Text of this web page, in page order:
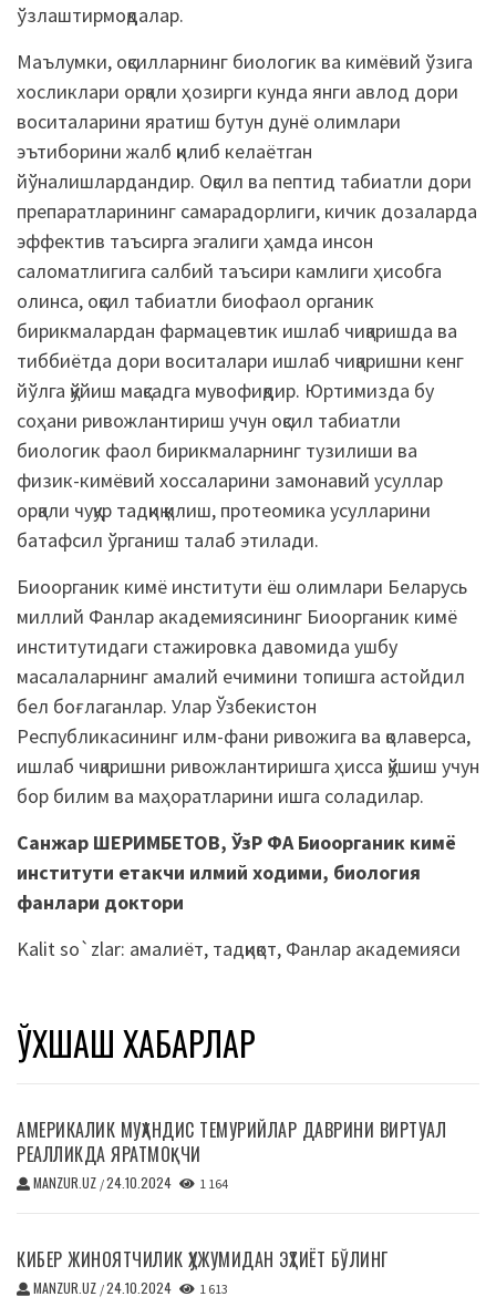
ўзлаштирмоқдалар.
Маълумки, оқсилларнинг биологик ва кимёвий ўзига
хосликлари орқали ҳозирги кунда янги авлод дори
воситаларини яратиш бутун дунё олимлари
эътиборини жалб қилиб келаётган
йўналишлардандир. Оқсил ва пептид табиатли дори
препаратларининг самарадорлиги, кичик дозаларда
эффектив таъсирга эгалиги ҳамда инсон
саломатлигига салбий таъсири камлиги ҳисобга
олинса, оқсил табиатли биофаол органик
бирикмалардан фармацевтик ишлаб чиқаришда ва
тиббиётда дори воситалари ишлаб чиқаришни кенг
йўлга қўйиш мақсадга мувофиқдир. Юртимизда бу
соҳани ривожлантириш учун оқсил табиатли
биологик фаол бирикмаларнинг тузилиши ва
физик-кимёвий хоссаларини замонавий усуллар
орқали чуқур тадқиқ қилиш, протеомика усулларини
батафсил ўрганиш талаб этилади.
Биоорганик кимё институти ёш олимлари Беларусь
миллий Фанлар академиясининг Биоорганик кимё
институтидаги стажировка давомида ушбу
масалаларнинг амалий ечимини топишга астойдил
бел боғлаганлар. Улар Ўзбекистон
Республикасининг илм-фани ривожига ва қолаверса,
ишлаб чиқаришни ривожлантиришга ҳисса қўшиш учун
бор билим ва маҳоратларини ишга соладилар.
Санжар ШЕРИМБЕТОВ, ЎзР ФА Биоорганик кимё
институти етакчи илмий ходими, биология
фанлари доктори
Kalit so`zlar: амалиёт, тадқиқот, Фанлар академияси
ЎХШАШ ХАБАРЛАР
АМЕРИКАЛИК МУҲАНДИС ТЕМУРИЙЛАР ДАВРИНИ ВИРТУАЛ
РЕАЛЛИКДА ЯРАТМОҚЧИ
MANZUR.UZ /24.10.2024 1 164
КИБЕР ЖИНОЯТЧИЛИК ҲУЖУМИДАН ЭҲТИЁТ БЎЛИНГ
MANZUR.UZ /24.10.2024 1 613